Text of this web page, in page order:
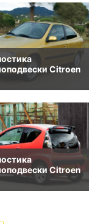
Citroen
Citroen